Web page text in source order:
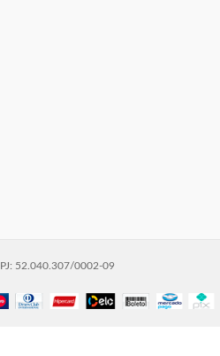
52.040.307/0002-09